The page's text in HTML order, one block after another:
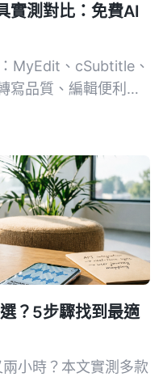
實測對比：免費AI
MyEdit、cSubtitle、
品質、編輯便利
？5步驟找到最適
小時？本文實測多款